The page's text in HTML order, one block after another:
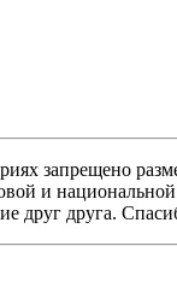
запрещено
и
друг друга.